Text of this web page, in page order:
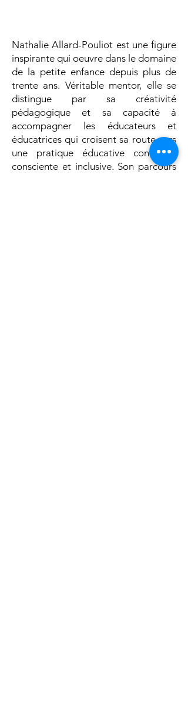
Nathalie Allard-Pouliot est une figure
inspirante qui oeuvre dans le domaine
de la petite enfance depuis plus de
trente ans. Véritable mentor, elle se
distingue par sa créativité
pédagogique et sa capacité à
accompagner les éducateurs et
éducatrices qui croisent sa route vers
une pratique éducative confiante,
consciente et inclusive. Son parcours